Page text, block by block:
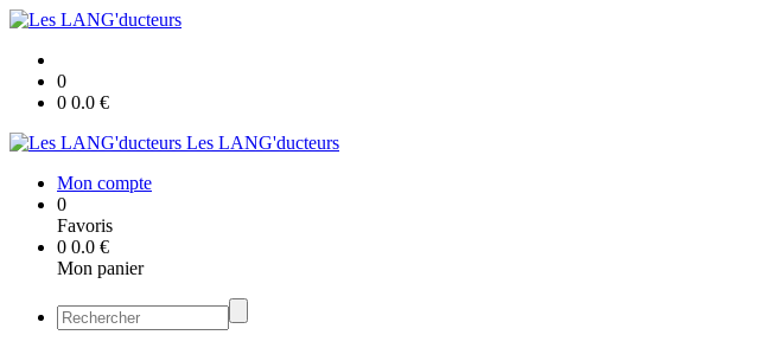
0
0 0.0 €
Les LANG'ducteurs
Mon compte
0
Favoris
0 0.0 €
Mon panier